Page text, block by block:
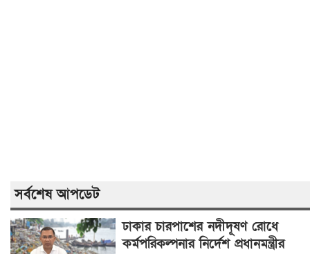
সর্বশেষ আপডেট
ঢাকার চারপাশের নদীদূষণ রোধে
কর্মপরিকল্পনার নির্দেশ প্রধানমন্ত্রীর